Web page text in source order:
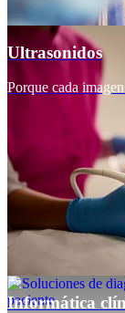
Ultrasonidos
Porque cada
Informática